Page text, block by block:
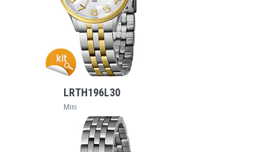
VEJA MAIS
LRTH196L30
Mini